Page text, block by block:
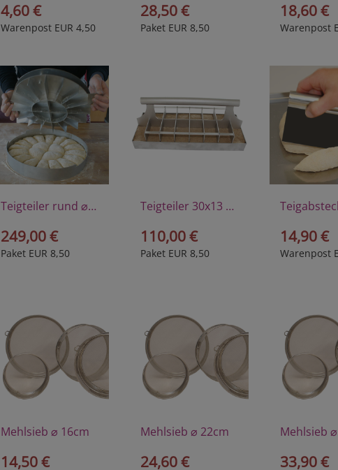
4,60 €
Warenpost EUR 4,50
28,50 €
Paket EUR 8,50
18,60 €
Warenpost
Teigteiler rund ⌀ 32,5cm
249,00 €
Paket EUR 8,50
Teigteiler 30x13 cm
110,00 €
Paket EUR 8,50
14,90 €
Warenpost
Mehlsieb ⌀ 16cm
14,50 €
Mehlsieb ⌀ 22cm
24,60 €
Mehlsieb
33,90 €